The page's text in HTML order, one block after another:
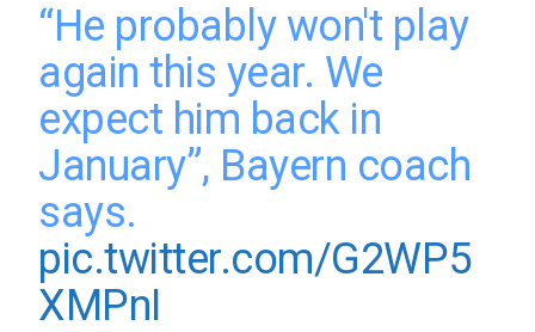
“He probably won't play
again this year. We
expect him back in
January”, Bayern coach
says.
pic.twitter.com/G2WP5
XMPnI